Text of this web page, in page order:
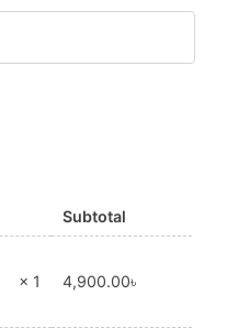
Subtotal
× 1 4,900.00৳